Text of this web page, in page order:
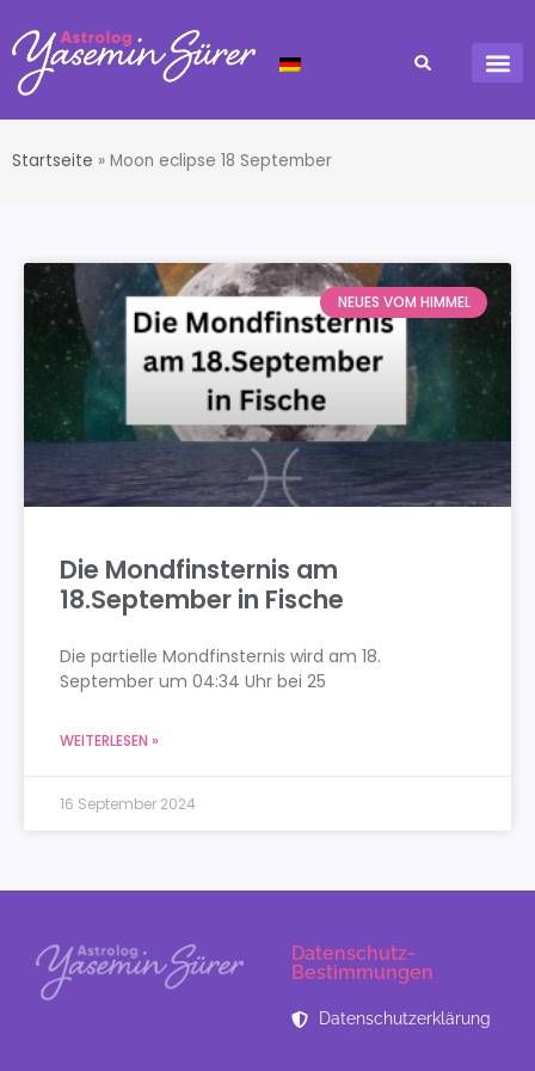
Startseite » Moon eclipse 18 September
NEUES VOM HIMMEL
Die Mondfinsternis am
18.September in Fische
Die partielle Mondfinsternis wird am 18.
September um 04:34 Uhr bei 25
WEITERLESEN »
16 September 2024
Datenschutz-
Bestimmungen
Datenschutzerklärung